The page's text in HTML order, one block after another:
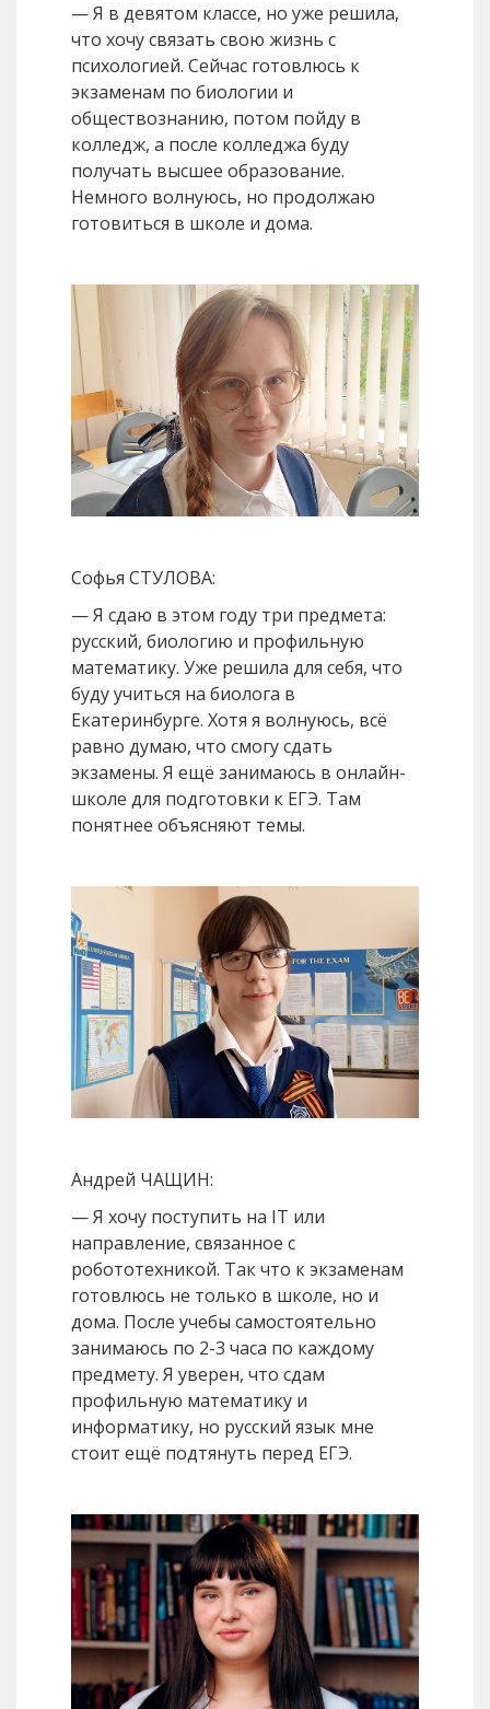
— Я в девятом классе, но уже решила,
что хочу связать свою жизнь с
психологией. Сейчас готовлюсь к
экзаменам по биологии и
обществознанию, потом пойду в
колледж, а после колледжа буду
получать высшее образование.
Немного волнуюсь, но продолжаю
готовиться в школе и дома.
Софья СТУЛОВА:
— Я сдаю в этом году три предмета:
русский, биологию и профильную
математику. Уже решила для себя, что
буду учиться на биолога в
Екатеринбурге. Хотя я волнуюсь, всё
равно думаю, что смогу сдать
экзамены. Я ещё занимаюсь в онлайн-
школе для подготовки к ЕГЭ. Там
понятнее объясняют темы.
Андрей ЧАЩИН:
— Я хочу поступить на IT или
направление, связанное с
робототехникой. Так что к экзаменам
готовлюсь не только в школе, но и
дома. После учебы самостоятельно
занимаюсь по 2-3 часа по каждому
предмету. Я уверен, что сдам
профильную математику и
информатику, но русский язык мне
стоит ещё подтянуть перед ЕГЭ.